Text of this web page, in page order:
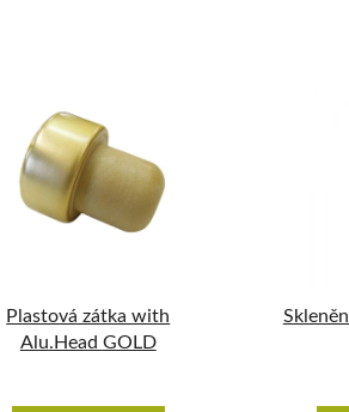
Plastová zátka with
Alu.Head GOLD